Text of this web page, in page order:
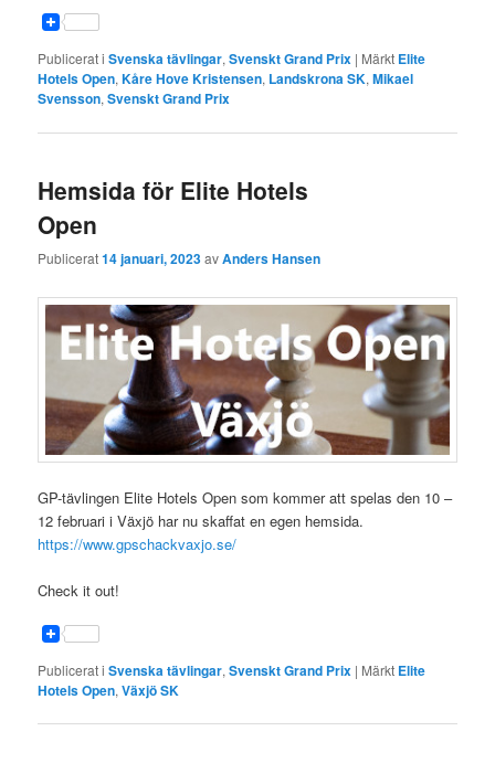
Publicerat i Svenska tävlingar,Svenskt Grand Prix | Märkt Elite
Hotels Open,Kåre Hove Kristensen, Landskrona SK,Mikael
Svensson,Svenskt Grand Prix
Hemsida för Elite Hotels
Open
Publicerat14 januari, 2023avAnders Hansen
GP-tävlingen Elite Hotels Open som kommer att spelas den 10 –
12 februari i Växjö har nu skaffat en egen hemsida.
https://www.gpschackvaxjo.se/
Check it out!
Publicerat i Svenska tävlingar,Svenskt Grand Prix | Märkt Elite
Hotels Open,Växjö SK